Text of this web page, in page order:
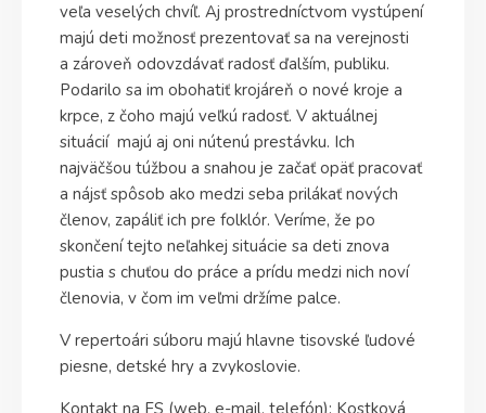
veľa veselých chvíľ. Aj prostredníctvom vystúpení
majú deti možnosť prezentovať sa na verejnosti
a zároveň odovzdávať radosť ďalším, publiku.
Podarilo sa im obohatiť krojáreň o nové kroje a
krpce, z čoho majú veľkú radosť. V aktuálnej
situácií majú aj oni nútenú prestávku. Ich
najväčšou túžbou a snahou je začať opäť pracovať
a nájsť spôsob ako medzi seba prilákať nových
členov, zapáliť ich pre folklór. Veríme, že po
skončení tejto neľahkej situácie sa deti znova
pustia s chuťou do práce a prídu medzi nich noví
členovia, v čom im veľmi držíme palce.
V repertoári súboru majú hlavne tisovské ľudové
piesne, detské hry a zvykoslovie.
Kontakt na FS (web, e-mail, telefón): Kostková